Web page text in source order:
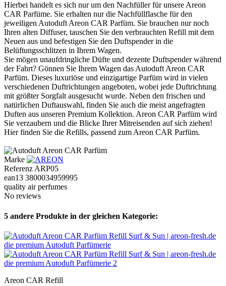
Hierbei handelt es sich nur um den Nachfüller für unsere Areon
CAR Parfüme. Sie erhalten nur die Nachfüllflasche für den
jeweiligen Autoduft Areon CAR Parfüm. Sie brauchen nur noch
Ihren alten Diffuser, tauschen Sie den verbrauchten Refill mit dem
Neuen aus und befestigen Sie den Duftspender in die
Belüftungsschlitzen in Ihrem Wagen.
Sie mögen unaufdringliche Düfte und dezente Duftspender während
der Fahrt? Gönnen Sie Ihrem Wagen das Autoduft Areon CAR
Parfüm. Dieses luxuriöse und einzigartige Parfüm wird in vielen
verschiedenen Duftrichtungen angeboten, wobei jede Duftrichtung
mit größter Sorgfalt ausgesucht wurde. Neben den frischen und
natürlichen Duftauswahl, finden Sie auch die meist angefragten
Duften aus unseren Premium Kollektion. Areon CAR Parfüm wird
Sie verzaubern und die Blicke Ihrer Mitreisenden auf sich ziehen!
Hier finden Sie die Refills, passend zum Areon CAR Parfüm.
Marke
ReferenzARP05
ean13 3800034959995
quality air perfumes
No reviews
5 andere Produkte in der gleichen Kategorie:
Areon CAR Refill